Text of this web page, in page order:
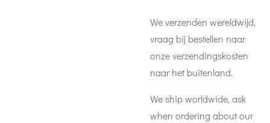
We verzenden wereldwijd,
vraag bij bestellen naar
onze verzendingskosten
naar het buitenland.
We ship worldwide, ask
when ordering about our